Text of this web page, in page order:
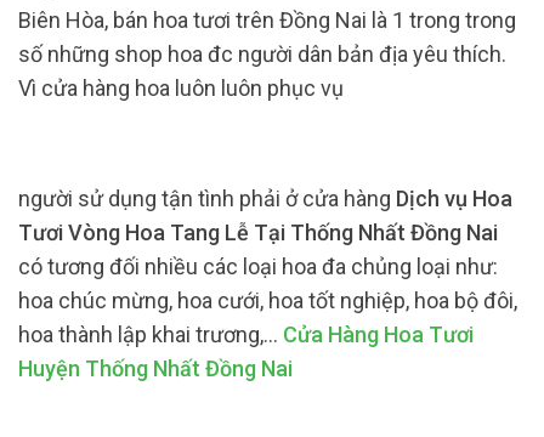
Biên Hòa, bán hoa tươi trên Đồng Nai là 1 trong trong
số những shop hoa đc người dân bản địa yêu thích.
Vì cửa hàng hoa luôn luôn phục vụ
người sử dụng tận tình phải ở cửa hàng Dịch vụ Hoa
Tươi Vòng Hoa Tang Lễ Tại Thống Nhất Đồng Nai
có tương đối nhiều các loại hoa đa chủng loại như:
hoa chúc mừng, hoa cưới, hoa tốt nghiệp, hoa bộ đôi,
hoa thành lập khai trương,… Cửa Hàng Hoa Tươi
Huyện Thống Nhất Đồng Nai